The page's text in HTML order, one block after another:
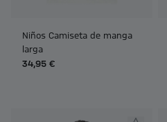
Niños Camiseta de manga
larga
34,95 €